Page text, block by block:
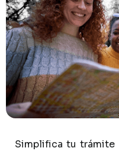
Simplifica tu trámite